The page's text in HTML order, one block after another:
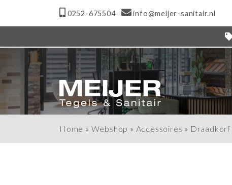
0252-675504 info@meijer-sanitair.nl
Home » Webshop » Accessoires » Draadkorf